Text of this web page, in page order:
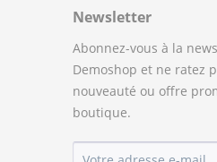
Newsletter
Abonnez-vous à la
Demoshop et ne ratez
nouveauté ou offre
boutique.